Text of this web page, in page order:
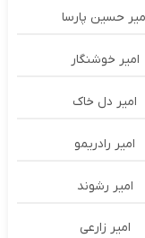
حسین پارسا
امیر خوشنگار
امیر دل خاک
امیر رادریمو
امیر رشوند
امیر زارعی